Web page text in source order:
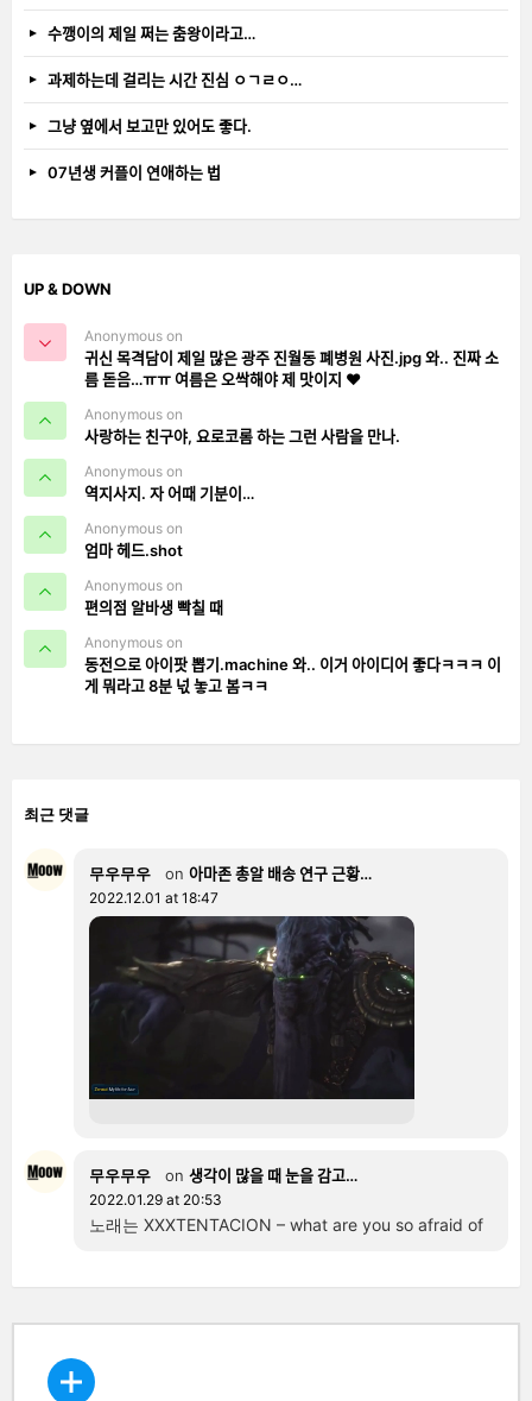
수깽이의 제일 쩌는 춤왕이라고…
과제하는데 걸리는 시간 진심 ㅇㄱㄹㅇ…
그냥 옆에서 보고만 있어도 좋다.
07년생 커플이 연애하는 법
UP & DOWN
Anonymous on
귀신 목격담이 제일 많은 광주 진월동 폐병원 사진.jpg 와.. 진짜 소
름 돋음…ㅠㅠ 여름은 오싹해야 제 맛이지 ❤️
Anonymous on
사랑하는 친구야, 요로코롬 하는 그런 사람을 만나.
Anonymous on
역지사지. 자 어때 기분이…
Anonymous on
엄마 헤드.shot
Anonymous on
편의점 알바생 빡칠 때
Anonymous on
동전으로 아이팟 뽑기.machine 와.. 이거 아이디어 좋다ㅋㅋㅋ 이
게 뭐라고 8분 넋 놓고 봄ㅋㅋ
최근 댓글
무우무우 on 아마존 총알 배송 연구 근황…
2022.12.01 at 18:47
무우무우 on 생각이 많을 때 눈을 감고…
2022.01.29 at 20:53
노래는 XXXTENTACION – what are you so afraid of